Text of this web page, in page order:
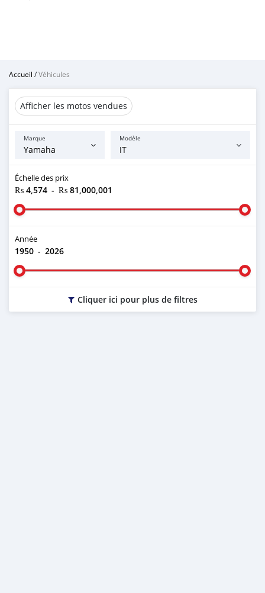
Accueil /Véhicules
Afficher les motos vendues
Marque Modèle
Échelle des prix
₨ 4,574 - ₨ 81,000,001
Année
1950 - 2026
Cliquer ici pour plus de filtres